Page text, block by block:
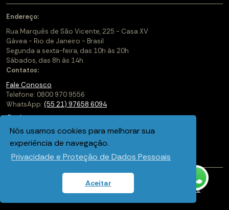
Nós usamos cookies para melhorar sua
experiência de navegação.
Privacidade e Proteção de Dados Pessoais
Aceitar
Endereço:
Rua Marquês de São Vicente, 225 - Casa XV
Gávea - Rio de Janeiro - Brasil
Segunda a sexta-feira, das 10h às 20h
Sábados, das 8h às 14h
Contatos:
Fale Conosco
Telefone: 0800 970 9556
WhatsApp: (55 21) 97658 6094
Cadastre-se
Soluções Corporativas
Saiba mais sobre a PUC-Rio Digital
Política de privacidade